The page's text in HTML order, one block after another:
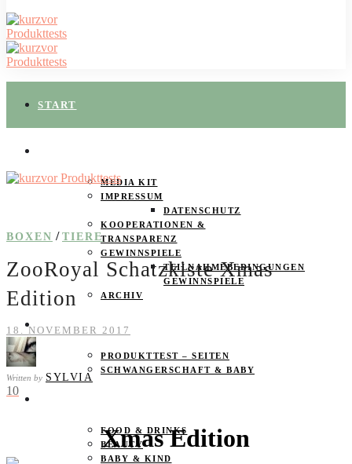
START
MEDIA KIT
IMPRESSUM
DATENSCHUTZ
KOOPERATIONEN &
TRANSPARENZ
GEWINNSPIELE
TEILNAHMEBEDINGUNGEN
GEWINNSPIELE
ARCHIV
SPAREN
PRODUKTTEST – SEITEN
SCHWANGERSCHAFT & BABY
FOOD & DRINKS
BEAUTY
BABY & KIND
BOXEN / TIERE
ZooRoyal Schatzkiste Xmas
Edition
18. NOVEMBER 2017
Written by SYLVIA
10
Xmas Edition